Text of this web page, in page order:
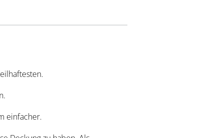
einfacher.